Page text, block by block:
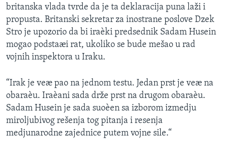
britanska vlada tvrde da je ta deklaracija puna laži i
propusta. Britanski sekretar za inostrane poslove Dzek
Stro je upozorio da bi iraèki predsednik Sadam Husein
mogao podstaæi rat, ukoliko se bude mešao u rad
vojnih inspektora u Iraku.
“Irak je veæ pao na jednom testu. Jedan prst je veæ na
obaraèu. Iraèani sada drže prst na drugom obaraèu.
Sadam Husein je sada suoèen sa izborom izmedju
miroljubivog rešenja tog pitanja i resenja
medjunarodne zajednice putem vojne sile.“